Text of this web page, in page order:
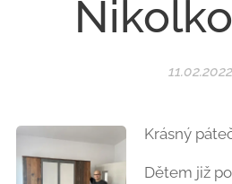
11.02.2022
Krásný
Dětem již